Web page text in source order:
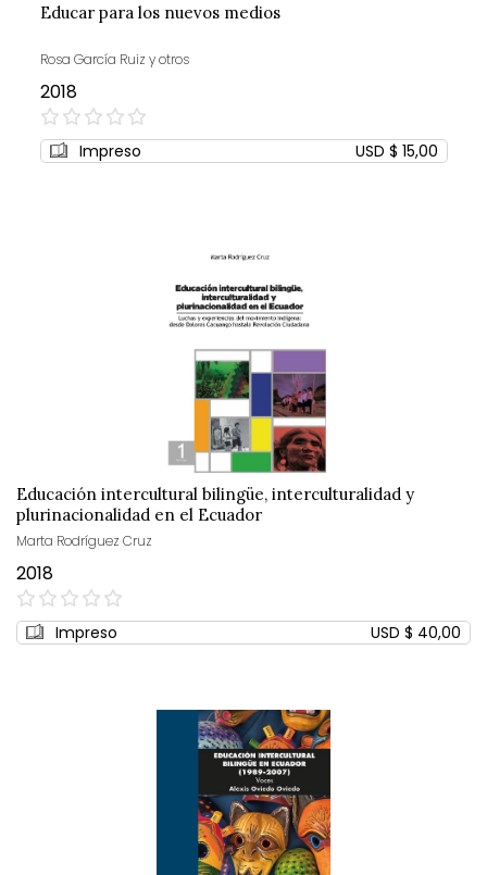
Educar para los nuevos medios
Rosa García Ruiz y otros
2018
0%
Impreso USD $ 15,00
Educación intercultural bilingüe, interculturalidad y
plurinacionalidad en el Ecuador
Marta Rodríguez Cruz
2018
0%
Impreso USD $ 40,00